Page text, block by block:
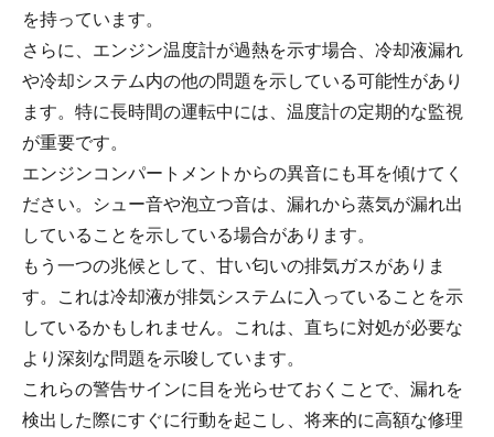
を持っています。
さらに、エンジン温度計が過熱を示す場合、冷却液漏れ
や冷却システム内の他の問題を示している可能性があり
ます。特に長時間の運転中には、温度計の定期的な監視
が重要です。
エンジンコンパートメントからの異音にも耳を傾けてく
ださい。シュー音や泡立つ音は、漏れから蒸気が漏れ出
していることを示している場合があります。
もう一つの兆候として、甘い匂いの排気ガスがありま
す。これは冷却液が排気システムに入っていることを示
しているかもしれません。これは、直ちに対処が必要な
より深刻な問題を示唆しています。
これらの警告サインに目を光らせておくことで、漏れを
検出した際にすぐに行動を起こし、将来的に高額な修理